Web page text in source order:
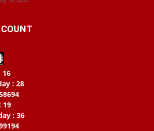
16
: 28
19
: 36